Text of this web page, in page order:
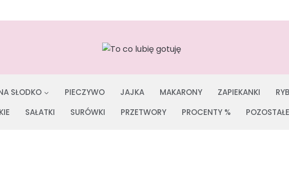
SŁODKO PIECZYWO JAJKA MAKARONY ZAPIEKANKI
SAŁATKI SURÓWKI PRZETWORY PROCENTY % POZOSTAŁE